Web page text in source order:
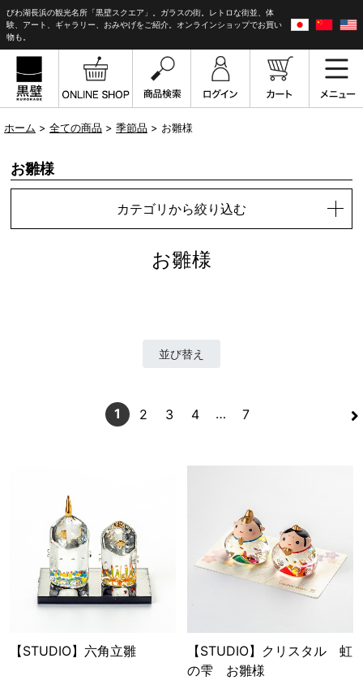
びわ湖長浜の観光名所「黒壁スクエア」。ガラスの街。レトロな街並、体
験、アート、ギャラリー、おみやげをご紹介。オンラインショップでお買い
物も。
ホーム > 全ての商品 > 季節品 > お雛様
お雛様
カテゴリから絞り込む
お雛様
並び替え
>
1 2 3 4 … 7
【STUDIO】六角立雛
【STUDIO】クリスタル 虹
の雫 お雛様